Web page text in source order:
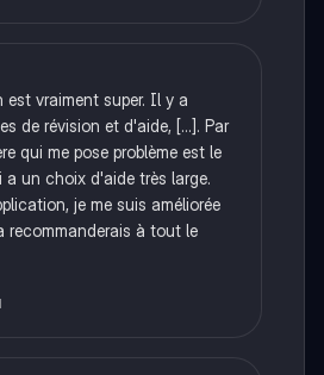
vraiment super. Il y a
de révision et d'aide, [...]. Par
qui me pose problème est le
un choix d'aide très large.
je me suis améliorée
recommanderais à tout le